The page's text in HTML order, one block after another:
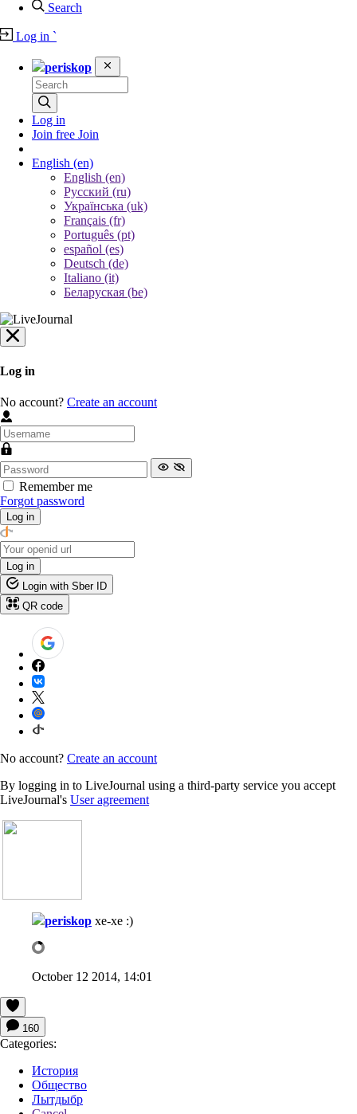
Search
Log in `
periskop
Log in
Join free Join
English (en)
English (en)
Русский (ru)
Українська (uk)
Français (fr)
Português (pt)
español (es)
Deutsch (de)
Italiano (it)
Беларуская (be)
Log in
No account? Create an account
Remember me
Forgot password
Log in
Log in
Login with Sber ID
QR code
No account? Create an account
By logging in to LiveJournal using a third-party service you accept
LiveJournal's User agreement
periskop хе-хе :)
October 12 2014, 14:01
160
Categories:
История
Общество
Лытдыбр